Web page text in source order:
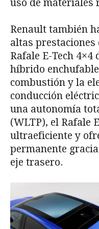
uso de materiales
Renault también
altas prestaciones
Rafale E-Tech 4×4
híbrido
combustión y la
conducción
una autonomía
(WLTP), el Rafale
ultraeficiente y
permanente
eje trasero.